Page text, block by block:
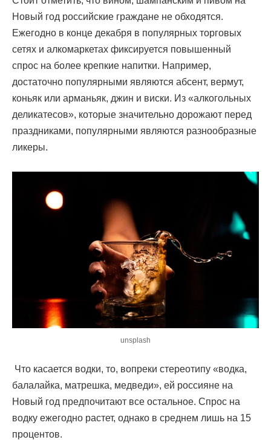
Новый год российские граждане не обходятся.
Ежегодно в конце декабря в популярных торговых
сетях и алкомаркетах фиксируется повышенный
спрос на более крепкие напитки. Например,
достаточно популярными являются абсент, вермут,
коньяк или арманьяк, джин и виски. Из «алкогольных
деликатесов», которые значительно дорожают перед
праздниками, популярными являются разнообразные
ликеры.
unsplash
Что касается водки, то, вопреки стереотипу «водка,
балалайка, матрешка, медведи», ей россияне на
Новый год предпочитают все остальное. Спрос на
водку ежегодно растет, однако в среднем лишь на 15
процентов.